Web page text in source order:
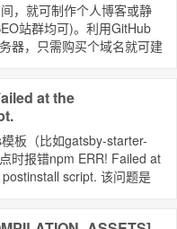
，就可制作个人博客或静
站群均可)。利用GitHub
器，只需购买个域名就可建
at the
板（比如gatsby-starter-
时报错npm ERR! Failed at
script. 该问题是